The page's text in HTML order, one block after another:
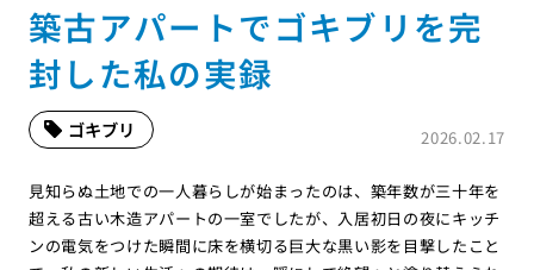
築古アパートでゴキブリを完
封した私の実録
2026.02.17
ゴキブリ
見知らぬ土地での一人暮らしが始まったのは、築年数が三十年を
超える古い木造アパートの一室でしたが、入居初日の夜にキッチ
ンの電気をつけた瞬間に床を横切る巨大な黒い影を目撃したこと